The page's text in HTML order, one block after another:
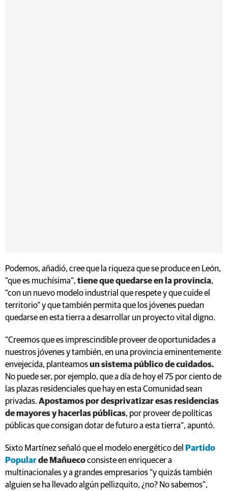
Podemos, añadió, cree que la riqueza que se produce en León,
“que es muchísima”, tiene que quedarse en la provincia,
“con un nuevo modelo industrial que respete y que cuide el
territorio” y que también permita que los jóvenes puedan
quedarse en esta tierra a desarrollar un proyecto vital digno.
“Creemos que es imprescindible proveer de oportunidades a
nuestros jóvenes y también, en una provincia eminentemente
envejecida, planteamosun sistema público de cuidados.
No puede ser, por ejemplo, que a día de hoy el 75 por ciento de
las plazas residenciales que hay en esta Comunidad sean
privadas. Apostamos por desprivatizar esas residencias
de mayores y hacerlas públicas, por proveer de políticas
públicas que consigan dotar de futuro a esta tierra”, apuntó.
Sixto Martínez señaló que el modelo energético del
Partido
Popularde Mañuecoconsiste en enriquecer a
multinacionales y a grandes empresarios “y quizás también
alguien se ha llevado algún pellizquito, ¿no? No sabemos”,